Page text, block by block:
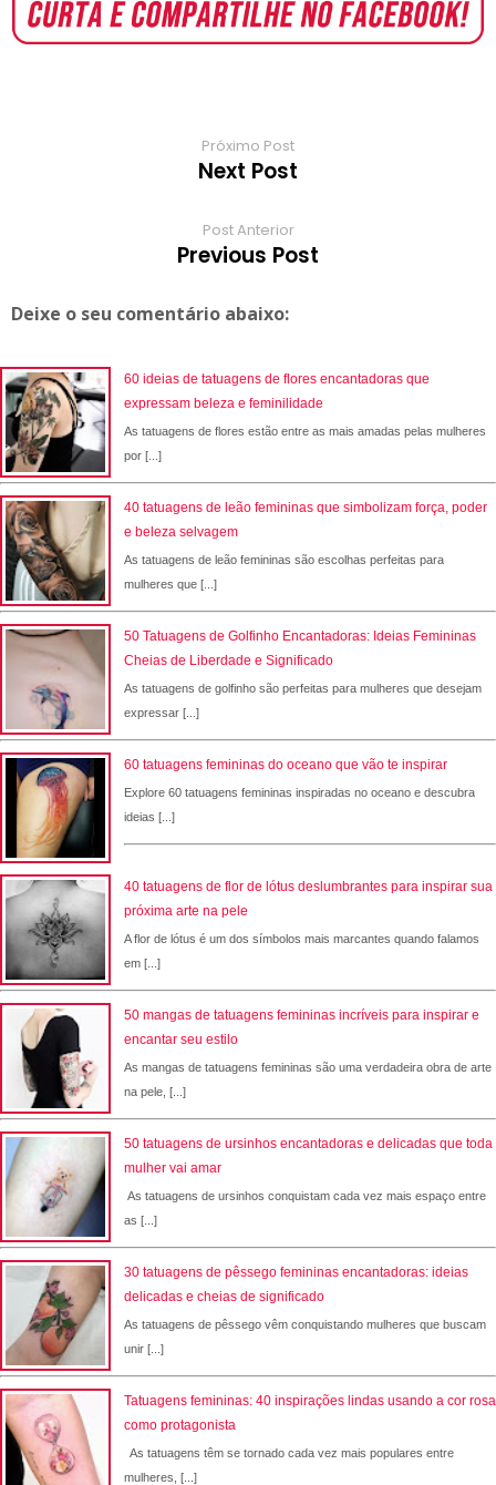
o
o
k
A
p
p
e
r
r r
e
s
o
a
r
r
a
m
Próximo Post
Next Post
Post Anterior
Previous Post
Deixe o seu comentário abaixo:
60 ideias de tatuagens de flores encantadoras que
expressam beleza e feminilidade
As tatuagens de flores estão entre as mais amadas pelas mulheres
por [...]
40 tatuagens de leão femininas que simbolizam força, poder
e beleza selvagem
As tatuagens de leão femininas são escolhas perfeitas para
mulheres que [...]
50 Tatuagens de Golfinho Encantadoras: Ideias Femininas
Cheias de Liberdade e Significado
As tatuagens de golfinho são perfeitas para mulheres que desejam
expressar [...]
60 tatuagens femininas do oceano que vão te inspirar
Explore 60 tatuagens femininas inspiradas no oceano e descubra
ideias [...]
40 tatuagens de flor de lótus deslumbrantes para inspirar sua
próxima arte na pele
A flor de lótus é um dos símbolos mais marcantes quando falamos
em [...]
50 mangas de tatuagens femininas incríveis para inspirar e
encantar seu estilo
As mangas de tatuagens femininas são uma verdadeira obra de arte
na pele, [...]
50 tatuagens de ursinhos encantadoras e delicadas que toda
mulher vai amar
As tatuagens de ursinhos conquistam cada vez mais espaço entre
as [...]
30 tatuagens de pêssego femininas encantadoras: ideias
delicadas e cheias de significado
As tatuagens de pêssego vêm conquistando mulheres que buscam
unir [...]
Tatuagens femininas: 40 inspirações lindas usando a cor rosa
como protagonista
As tatuagens têm se tornado cada vez mais populares entre
mulheres, [...]